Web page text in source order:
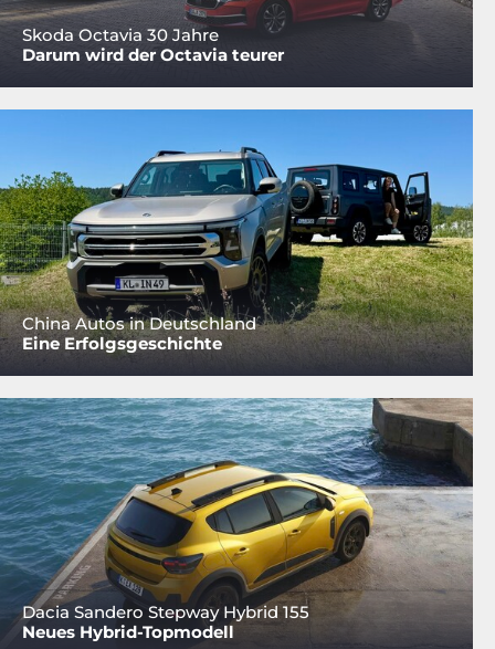
Skoda Octavia 30 Jahre
Darum wird der Octavia teurer
China Autos in Deutschland
Eine Erfolgsgeschichte
Dacia Sandero Stepway Hybrid 155
Neues Hybrid-Topmodell